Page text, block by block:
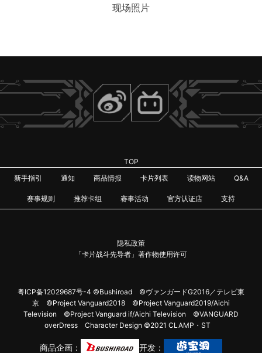
现场照片
TOP
新手指引
通知 商品情报 卡片列表 读物网站 Q&A
赛事规则 推荐卡组 赛事活动 官方认证店 支持
隐私政策
「卡片战斗先导者」著作物使用许可
粤ICP备12029687号-4 ©Bushiroad ©ヴァンガードG2016／テレビ東
京 ©Project Vanguard2018 ©Project Vanguard2019/Aichi
Television ©Project Vanguard if/Aichi Television ©VANGUARD
overDress Character Design ©2021 CLAMP・ST
商品企画： 开发：